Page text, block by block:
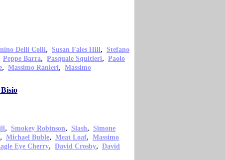
Delli Colli, Susan Fales Hill, Stefano
Peppe Barra, Pasquale Squitieri, Paolo
, Massimo Ranieri, Massimo
, Smokey Robinson, Slash, Simone
, Michael Buble, Meat Loaf, Massimo
Eye Cherry, David Crosby, David